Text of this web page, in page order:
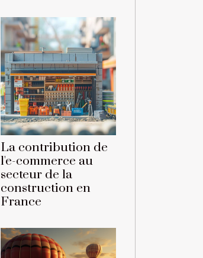
La contribution de
l'e-commerce au
secteur de la
construction en
France